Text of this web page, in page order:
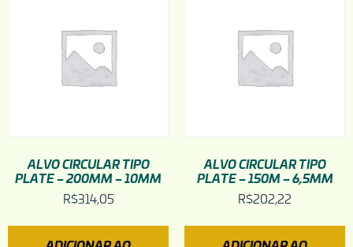
ALVO CIRCULAR TIPO
PLATE – 200MM – 10MM
R$314,05
ALVO CIRCULAR TIPO
PLATE – 150M – 6,5MM
R$202,22